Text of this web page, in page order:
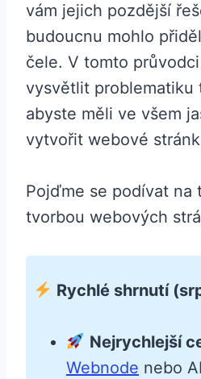
vám jejich pozdější
budoucnu mohlo
čele. V tomto
vysvětlit problematiku
abyste měli ve všem
vytvořit webové
Pojďme se podívat na
tvorbou webových
Rychlé shrnutí
Nejrychlejší
Webnode nebo